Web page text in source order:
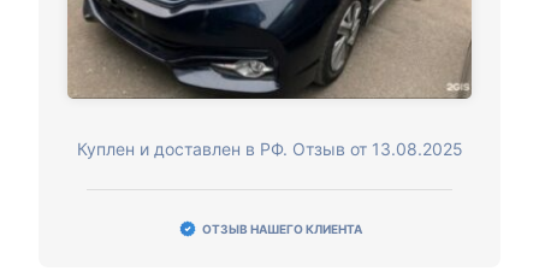
Куплен и доставлен в РФ. Отзыв от 13.08.2025
ОТЗЫВ НАШЕГО КЛИЕНТА